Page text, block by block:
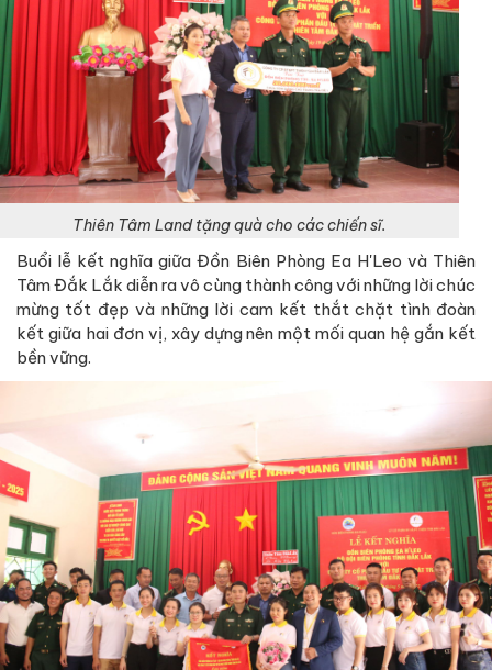
Thiên Tâm Land tặng quà cho các chiến sĩ.
Buổi lễ kết nghĩa giữa Đồn Biên Phòng Ea H'Leo và Thiên
Tâm Đắk Lắk diễn ra vô cùng thành công với những lời chúc
mừng tốt đẹp và những lời cam kết thắt chặt tình đoàn
kết giữa hai đơn vị, xây dựng nên một mối quan hệ gắn kết
bền vững.